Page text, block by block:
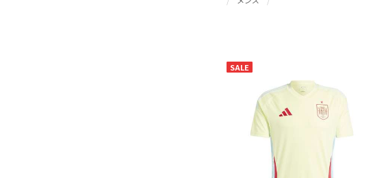
SALE